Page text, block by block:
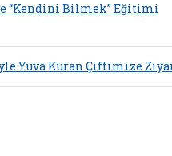
“Kendini Bilmek” Eğitimi
Yuva Kuran Çiftimize